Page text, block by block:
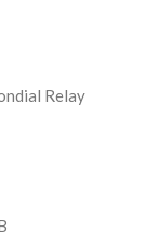
Relay